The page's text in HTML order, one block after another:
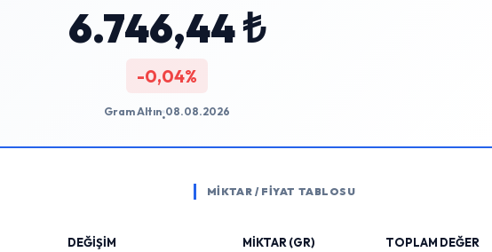
6.746,44 ₺
-0,04%
Gram Altın•08.08.2026
DEĞİŞİM
MİKTAR / FİYAT TABLOSU
MİKTAR (GR) TOPLAM DEĞER